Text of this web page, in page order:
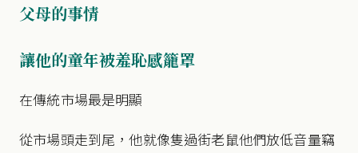
父母的事情
讓他的童年被羞恥感籠罩
在傳統市場最是明顯
從市場頭走到尾，他就像隻過街老鼠他們放低音量竊